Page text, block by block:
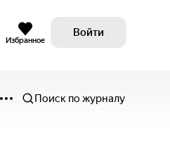
Избранное
Войти
Поиск по журналу